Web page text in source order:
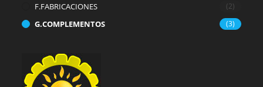
F.FABRICACIONES (2)
G.COMPLEMENTOS (3)